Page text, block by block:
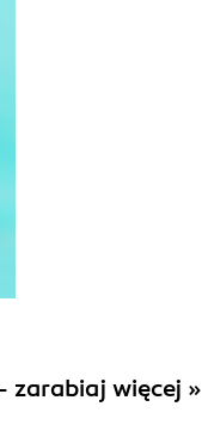
zarabiaj więcej »